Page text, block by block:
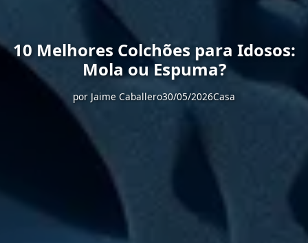
10 Melhores Colchões para Idosos:
Mola ou Espuma?
por Jaime Caballero30/05/2026Casa